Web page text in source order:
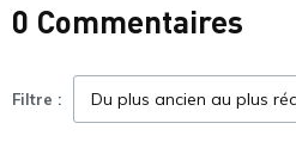
0 Commentaires
Filtre :